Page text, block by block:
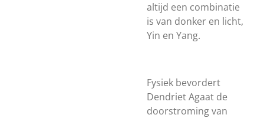
altijd een combinatie
is van donker en licht,
Yin en Yang.
Fysiek bevordert
Dendriet Agaat de
doorstroming van